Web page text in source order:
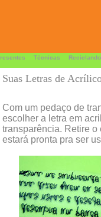
Técnicas Reciclando
Suas Letras de
Com um pedaço de
escolher a letra em
transparência. Retire o
estará pronta pra ser